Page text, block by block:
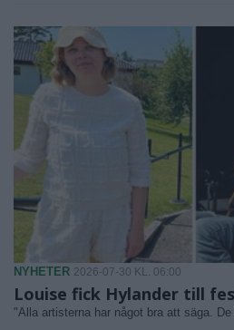
NYHETER 2026-07-30 KL. 06:00
Louise fick Hylander till
"Alla artisterna har något bra att säga. De